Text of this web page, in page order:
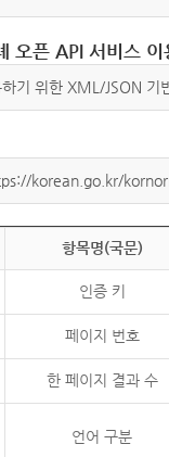
오픈 API 서비스 이
기 위한 XML/JSON
korean.go.kr/
항목명(국문)
인증 키
페이지 번호
한 페이지 결과 수
언어 구분